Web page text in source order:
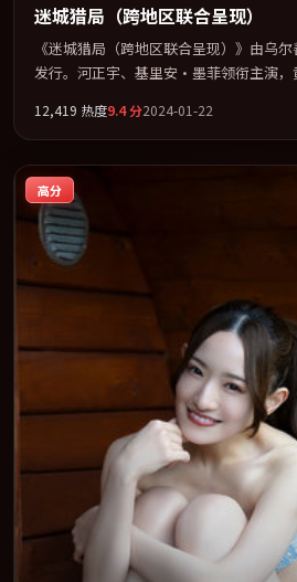
迷城猎局（跨地区联合呈现）
《迷城猎局（跨地区联合呈现）》由乌
发行。河正宇、基里安·墨菲领衔主演，
以「剧情」类型为骨架，在叙事、表演与
2024-01-11 在内地院线及主流平台同步
碑稳健，适合喜欢强情节与人物弧光的
12,419 热度9.4分2024-01-22
高分